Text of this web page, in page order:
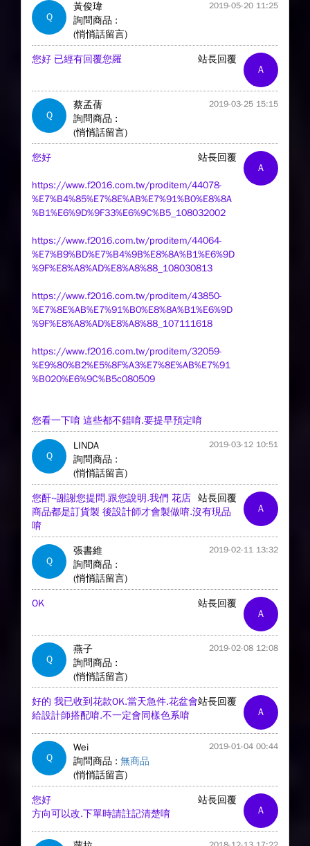
Q
黃俊瑋 2019-05-20 11:25
詢問商品 :
(悄悄話留言)
A
站長回覆
您好 已經有回覆您羅
Q
蔡孟蒨 2019-03-25 15:15
詢問商品 :
(悄悄話留言)
A
站長回覆
您好
https://www.f2016.com.tw/proditem/44078-
%E7%B4%85%E7%8E%AB%E7%91%B0%E8%8A
%B1%E6%9D%9F33%E6%9C%B5_108032002
https://www.f2016.com.tw/proditem/44064-
%E7%B9%BD%E7%B4%9B%E8%8A%B1%E6%9D
%9F%E8%A8%AD%E8%A8%88_108030813
https://www.f2016.com.tw/proditem/43850-
%E7%8E%AB%E7%91%B0%E8%8A%B1%E6%9D
%9F%E8%A8%AD%E8%A8%88_107111618
https://www.f2016.com.tw/proditem/32059-
%E9%80%B2%E5%8F%A3%E7%8E%AB%E7%91
%B020%E6%9C%B5c080509
您看一下唷 這些都不錯唷.要提早預定唷
Q
LINDA 2019-03-12 10:51
詢問商品 :
(悄悄話留言)
A
站長回覆
您酐~謝謝您提問.跟您說明.我們 花店
商品都是訂貨製 後設計師才會製做唷.沒有現品
唷
Q
張書維 2019-02-11 13:32
詢問商品 :
(悄悄話留言)
A
站長回覆
OK
Q
燕子 2019-02-08 12:08
詢問商品 :
(悄悄話留言)
A
站長回覆
好的 我已收到花款OK.當天急件.花盆會
給設計師搭配唷.不一定會同樣色系唷
Q
Wei 2019-01-04 00:44
詢問商品 : 無商品
(悄悄話留言)
A
站長回覆
您好
方向可以改.下單時請註記清楚唷